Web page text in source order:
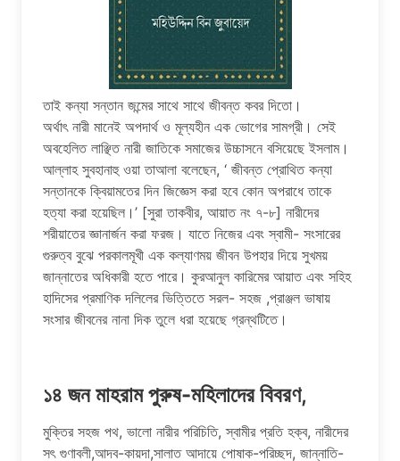
তাই কন্যা সন্তান জন্মের সাথে সাথে জীবন্ত কবর দিতো।
অর্থাৎ নারী মানেই অপদার্থ ও মূল্যহীন এক ভোগের সামগ্রী। সেই
অবহেলিত লাঞ্ছিত নারী জাতিকে সমাজের উচ্চাসনে বসিয়েছে ইসলাম।
আল্লাহ সুবহানাহু ওয়া তাআলা বলেছেন, ‘ জীবন্ত প্রোথিত কন্যা
সন্তানকে ক্বিয়ামতের দিন জিজ্ঞেস করা হবে কোন অপরাধে তাকে
হত্যা করা হয়েছিল।’ [সুরা তাকবীর, আয়াত নং ৭-৮] নারীদের
শরীয়াতের জ্ঞানার্জন করা ফরজ। যাতে নিজের এবং স্বামী- সংসারের
গুরুত্ব বুঝে পরকালমূখী এক কল্যাণময় জীবন উপহার দিয়ে সুখময়
জান্নাতের অধিকারী হতে পারে। কুরআনুল কারিমের আয়াত এবং সহিহ
হাদিসের প্রমাণিক দলিলের ভিত্তিতে সরল- সহজ ,প্রাঞ্জল ভাষায়
সংসার জীবনের নানা দিক তুলে ধরা হয়েছে গ্রন্থটিতে।
১৪ জন মাহরাম পুরুষ-মহিলাদের বিবরণ,
মুক্তির সহজ পথ, ভালো নারীর পরিচিতি, স্বামীর প্রতি হক্ব, নারীদের
সৎ গুণাবলী,আদব-কায়দা,সালাত আদায়ে পোষাক-পরিচ্ছদ, জান্নাতি-